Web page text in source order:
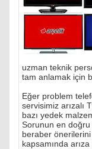
uzman teknik
tam anlamak için
Eğer problem
servisimiz arızalı
bazı yedek
Sorunun en doğru
beraber önerilerini
kapsamında arıza